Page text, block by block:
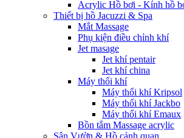
Acrylic Hồ bơi - Kính hồ
Thiết bị hồ Jacuzzi & Spa
Mắt Massage
Phụ kiện điều chỉnh khí
Jet masage
Jet khí pentair
Jet khí china
Máy thổi khí
Máy thổi khí Kripsol
Máy thổi khí Jackbo
Máy thổi khí Emaux
Bồn tắm Massage acrylic
Sân Vườn & Hồ cảnh quan